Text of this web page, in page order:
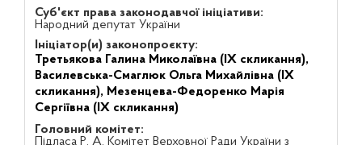
Суб'єкт права законодавчої ініціативи:
Народний депутат України
Ініціатор(и) законопроєкту:
Третьякова Галина Миколаївна (IX скликання),
Василевська-Смаглюк Ольга Михайлівна (IX
скликання), Мезенцева-Федоренко Марія
Сергіївна (IX скликання)
Головний комітет:
Підласа Р. А. Комітет Верховної Ради України з